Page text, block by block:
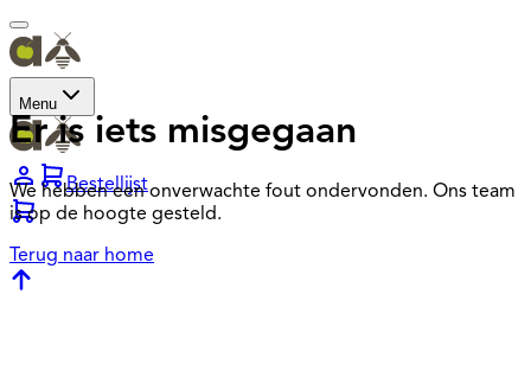
Menu
Bestellijst
Er is iets misgegaan
We hebben een onverwachte fout ondervonden. Ons team
is op de hoogte gesteld.
Terug naar home